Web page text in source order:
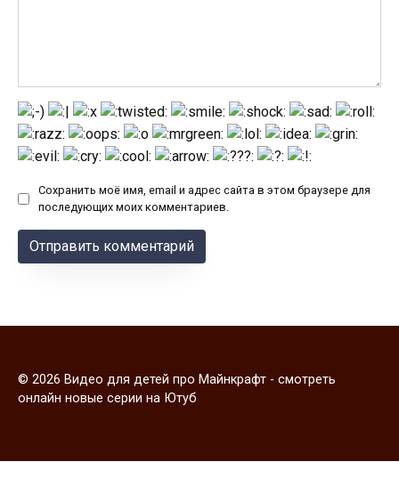
Сохранить моё имя, email и адрес сайта в этом браузере для
последующих моих комментариев.
© 2026 Видео для детей про Майнкрафт - смотреть
онлайн новые серии на Ютуб